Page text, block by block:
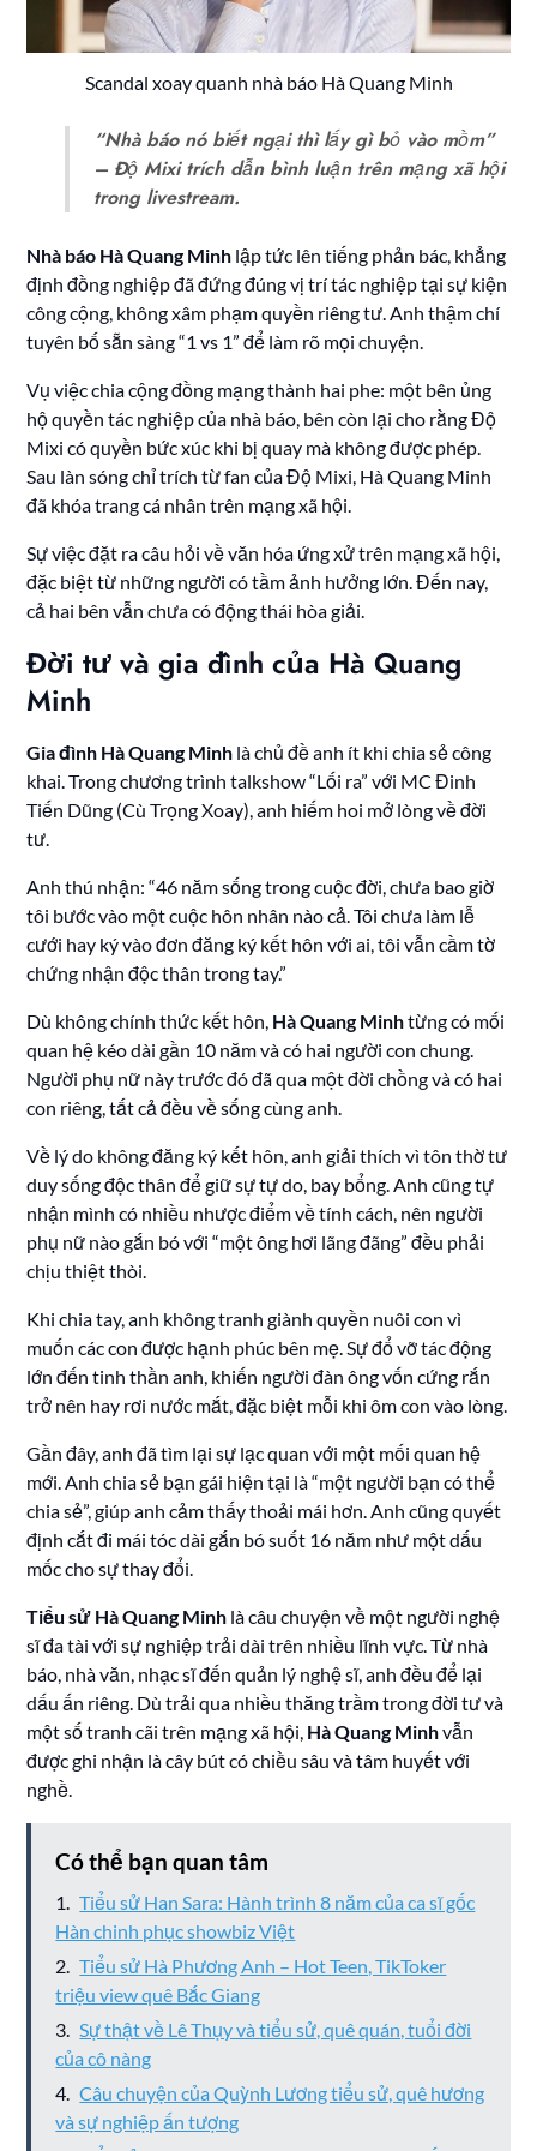
Scandal xoay quanh nhà báo Hà Quang Minh
“Nhà báo nó biết ngại thì lấy gì bỏ vào mồm”
– Độ Mixi trích dẫn bình luận trên mạng xã hội
trong livestream.
Nhà báo Hà Quang Minh lập tức lên tiếng phản bác, khẳng
định đồng nghiệp đã đứng đúng vị trí tác nghiệp tại sự kiện
công cộng, không xâm phạm quyền riêng tư. Anh thậm chí
tuyên bố sẵn sàng “1 vs 1” để làm rõ mọi chuyện.
Vụ việc chia cộng đồng mạng thành hai phe: một bên ủng
hộ quyền tác nghiệp của nhà báo, bên còn lại cho rằng Độ
Mixi có quyền bức xúc khi bị quay mà không được phép.
Sau làn sóng chỉ trích từ fan của Độ Mixi, Hà Quang Minh
đã khóa trang cá nhân trên mạng xã hội.
Sự việc đặt ra câu hỏi về văn hóa ứng xử trên mạng xã hội,
đặc biệt từ những người có tầm ảnh hưởng lớn. Đến nay,
cả hai bên vẫn chưa có động thái hòa giải.
Đời tư và gia đình của Hà Quang
Minh
Gia đình Hà Quang Minh là chủ đề anh ít khi chia sẻ công
khai. Trong chương trình talkshow “Lối ra” với MC Đinh
Tiến Dũng (Cù Trọng Xoay), anh hiếm hoi mở lòng về đời
tư.
Anh thú nhận: “46 năm sống trong cuộc đời, chưa bao giờ
tôi bước vào một cuộc hôn nhân nào cả. Tôi chưa làm lễ
cưới hay ký vào đơn đăng ký kết hôn với ai, tôi vẫn cầm tờ
chứng nhận độc thân trong tay.”
Dù không chính thức kết hôn, Hà Quang Minhtừng có mối
quan hệ kéo dài gần 10 năm và có hai người con chung.
Người phụ nữ này trước đó đã qua một đời chồng và có hai
con riêng, tất cả đều về sống cùng anh.
Về lý do không đăng ký kết hôn, anh giải thích vì tôn thờ tư
duy sống độc thân để giữ sự tự do, bay bổng. Anh cũng tự
nhận mình có nhiều nhược điểm về tính cách, nên người
phụ nữ nào gắn bó với “một ông hơi lãng đãng” đều phải
chịu thiệt thòi.
Khi chia tay, anh không tranh giành quyền nuôi con vì
muốn các con được hạnh phúc bên mẹ. Sự đổ vỡ tác động
lớn đến tinh thần anh, khiến người đàn ông vốn cứng rắn
trở nên hay rơi nước mắt, đặc biệt mỗi khi ôm con vào lòng.
Gần đây, anh đã tìm lại sự lạc quan với một mối quan hệ
mới. Anh chia sẻ bạn gái hiện tại là “một người bạn có thể
chia sẻ”, giúp anh cảm thấy thoải mái hơn. Anh cũng quyết
định cắt đi mái tóc dài gắn bó suốt 16 năm như một dấu
mốc cho sự thay đổi.
Tiểu sử Hà Quang Minh là câu chuyện về một người nghệ
sĩ đa tài với sự nghiệp trải dài trên nhiều lĩnh vực. Từ nhà
báo, nhà văn, nhạc sĩ đến quản lý nghệ sĩ, anh đều để lại
dấu ấn riêng. Dù trải qua nhiều thăng trầm trong đời tư và
một số tranh cãi trên mạng xã hội, Hà Quang Minhvẫn
được ghi nhận là cây bút có chiều sâu và tâm huyết với
nghề.
Có thể bạn quan tâm
Tiểu sử Han Sara: Hành trình 8 năm của ca sĩ gốc
Hàn chinh phục showbiz Việt
Tiểu sử Hà Phương Anh – Hot Teen, TikToker
triệu view quê Bắc Giang
Sự thật về Lê Thụy và tiểu sử, quê quán, tuổi đời
của cô nàng
Câu chuyện của Quỳnh Lương tiểu sử, quê hương
và sự nghiệp ấn tượng